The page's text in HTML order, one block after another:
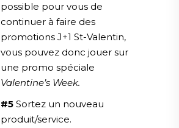
possible pour vous de
continuer à faire des
promotions J+1 St-Valentin,
vous pouvez donc jouer sur
une promo spéciale
Valentine’s Week.
#5 Sortez un nouveau
produit/service.